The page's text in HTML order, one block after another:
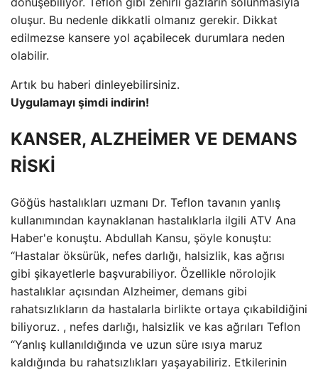
oluşur. Bu nedenle dikkatli olmanız gerekir. Dikkat
edilmezse kansere yol açabilecek durumlara neden
olabilir.
Artık bu haberi dinleyebilirsiniz.
Uygulamayı şimdi indirin!
KANSER, ALZHEİMER VE DEMANS
RİSKİ
Göğüs hastalıkları uzmanı Dr. Teflon tavanın yanlış
kullanımından kaynaklanan hastalıklarla ilgili ATV Ana
Haber'e konuştu. Abdullah Kansu, şöyle konuştu:
“Hastalar öksürük, nefes darlığı, halsizlik, kas ağrısı
gibi şikayetlerle başvurabiliyor. Özellikle nörolojik
hastalıklar açısından Alzheimer, demans gibi
rahatsızlıkların da hastalarla birlikte ortaya çıkabildiğini
biliyoruz. , nefes darlığı, halsizlik ve kas ağrıları Teflon
“Yanlış kullanıldığında ve uzun süre ısıya maruz
kaldığında bu rahatsızlıkları yaşayabiliriz. Etkilerinin